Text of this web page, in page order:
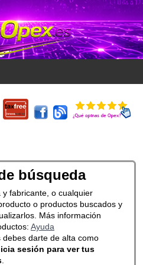
búsqueda
fabricante, o cualquier
o productos buscados y
Más información
Ayuda
darte de alta como
sesión para ver tus
.